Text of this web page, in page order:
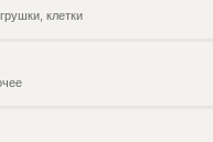
клетки